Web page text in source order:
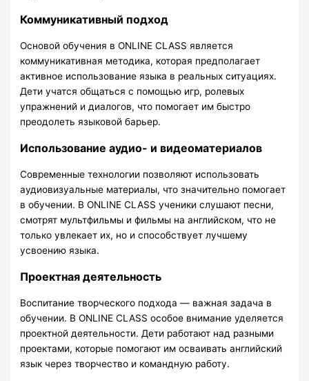
Коммуникативный подход
Основой обучения в ONLINE CLASS является
коммуникативная методика, которая предполагает
активное использование языка в реальных ситуациях.
Дети учатся общаться с помощью игр, ролевых
упражнений и диалогов, что помогает им быстро
преодолеть языковой барьер.
Использование аудио- и видеоматериалов
Современные технологии позволяют использовать
аудиовизуальные материалы, что значительно помогает
в обучении. В ONLINE CLASS ученики слушают песни,
смотрят мультфильмы и фильмы на английском, что не
только увлекает их, но и способствует лучшему
усвоению языка.
Проектная деятельность
Воспитание творческого подхода — важная задача в
обучении. В ONLINE CLASS особое внимание уделяется
проектной деятельности. Дети работают над разными
проектами, которые помогают им осваивать английский
язык через творчество и командную работу.